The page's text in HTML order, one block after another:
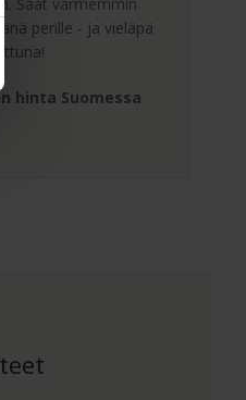
perille - ja vieläpä
hinta Suomessa